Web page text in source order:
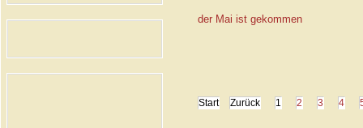
der Mai ist gekommen
Start Zurück 1 2 3 4